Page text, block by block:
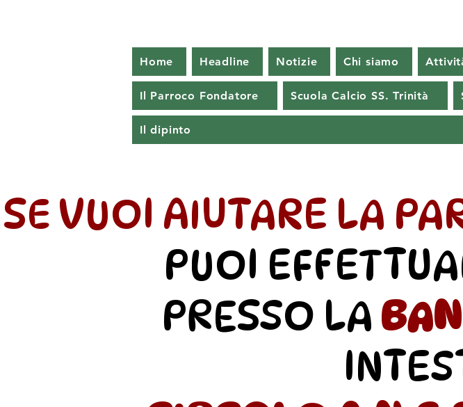
Home Headline Notizie Chi siamo
Il Parroco Fondatore Scuola Calcio SS. Trinità
Il dipinto
SE VUOI AIUTARE LA
PUOI
PRESSO LA